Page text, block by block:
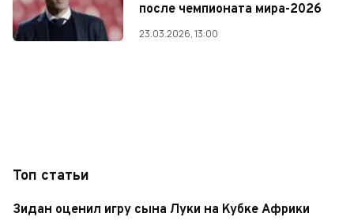
после чемпионата мира-2026
23.03.2026, 13:00
Топ статьи
Зидан оценил игру сына Луки на Кубке Африки